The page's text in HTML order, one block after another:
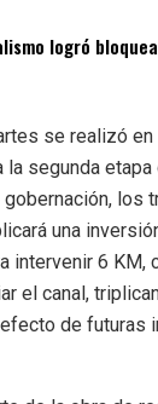
logró
se realizó en
segunda etapa
los
una
intervenir 6 KM,
el canal,
de futuras